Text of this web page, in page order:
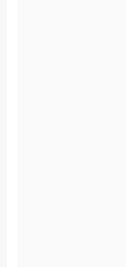
عنه النبيُّ
كبراء القوم،
عُودها، وليدفع
له على
مبدئيَّةٍ من